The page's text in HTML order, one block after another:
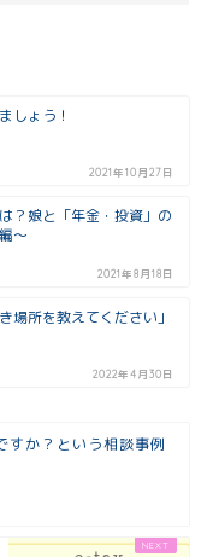
しょう！
2021年10月27日
？娘と「年金・投資」の
～
2021年8月18日
場所を教えてください」
2022年4月30日
すか？という相談事例